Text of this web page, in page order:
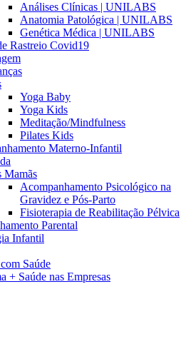
Análises Clínicas | UNILABS
Anatomia Patológica | UNILABS
Genética Médica | UNILABS
Rastreio Covid19
Yoga Baby
Yoga Kids
Meditação/Mindfulness
Pilates Kids
Materno-Infantil
Mamãs
Acompanhamento Psicológico na
Gravidez e Pós-Parto
Fisioterapia de Reabilitação Pélvica
Parental
Infantil
Saúde
+ Saúde nas Empresas